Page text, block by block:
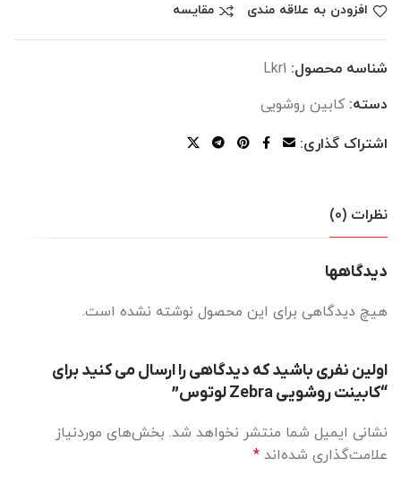
افزودن به علاقه مندی مقایسه
شناسه محصول: Lkr1
دسته:کابین روشویی
اشتراک گذاری:
نظرات (0)
دیدگاهها
هیچ دیدگاهی برای این محصول نوشته نشده است.
اولین نفری باشید که دیدگاهی را ارسال می کنید برای
“کابینت روشویی Zebra لوتوس”
نشانی ایمیل شما منتشر نخواهد شد. بخش‌های موردنیاز
علامت‌گذاری شده‌اند *